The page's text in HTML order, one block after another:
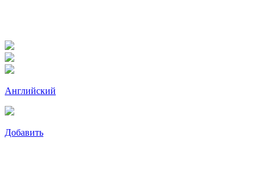
Английский
Добавить